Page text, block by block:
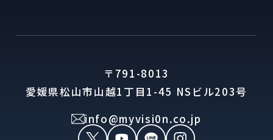
〒791-8013
愛媛県松山市山越1丁目1-45 NSビル203号
info@myvisi0n.co.jp